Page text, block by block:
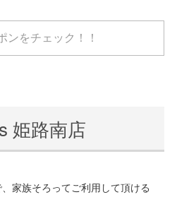
ンをチェック！！
姫路南店
家族そろってご利用して頂ける